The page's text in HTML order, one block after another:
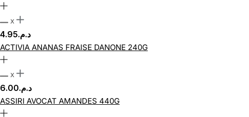
x
د.م.4.95
ACTIVIA ANANAS FRAISE DANONE 240G
x
د.م.6.00
ASSIRI AVOCAT AMANDES 440G